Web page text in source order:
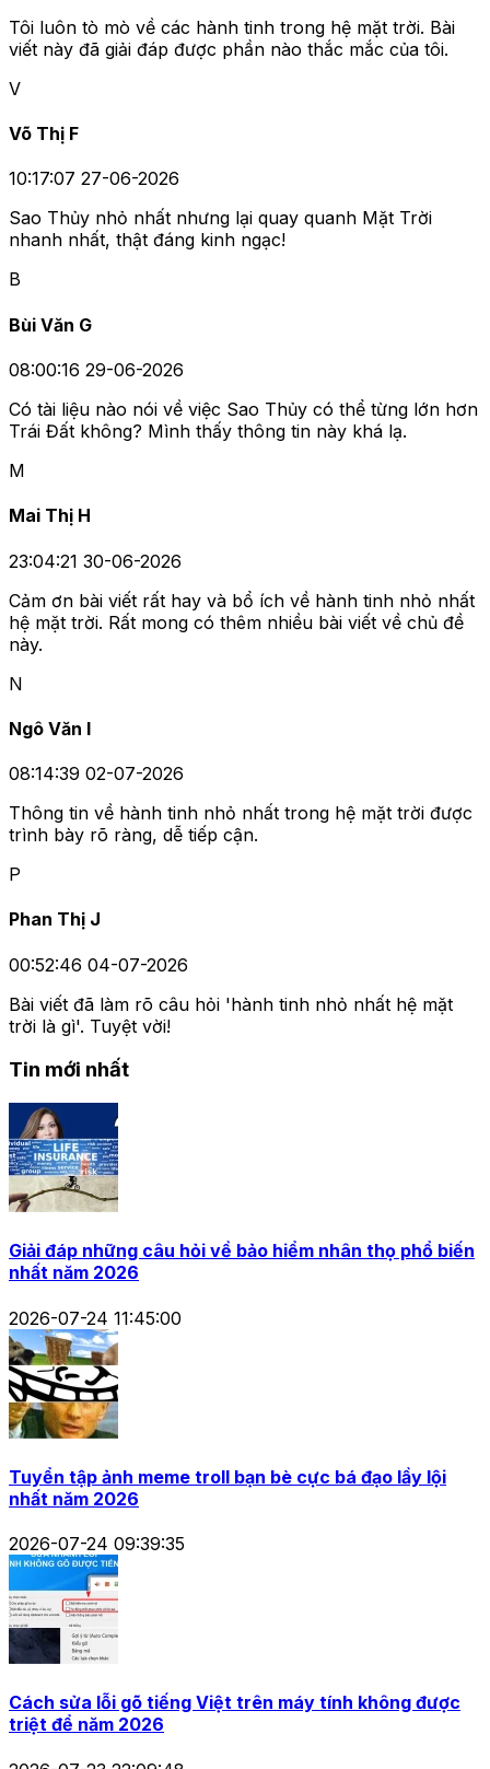
Tôi luôn tò mò về các hành tinh trong hệ mặt trời. Bài
viết này đã giải đáp được phần nào thắc mắc của tôi.
V
Võ Thị F
10:17:07 27-06-2026
Sao Thủy nhỏ nhất nhưng lại quay quanh Mặt Trời
nhanh nhất, thật đáng kinh ngạc!
B
Bùi Văn G
08:00:16 29-06-2026
Có tài liệu nào nói về việc Sao Thủy có thể từng lớn hơn
Trái Đất không? Mình thấy thông tin này khá lạ.
M
Mai Thị H
23:04:21 30-06-2026
Cảm ơn bài viết rất hay và bổ ích về hành tinh nhỏ nhất
hệ mặt trời. Rất mong có thêm nhiều bài viết về chủ đề
này.
N
Ngô Văn I
08:14:39 02-07-2026
Thông tin về hành tinh nhỏ nhất trong hệ mặt trời được
trình bày rõ ràng, dễ tiếp cận.
P
Phan Thị J
00:52:46 04-07-2026
Bài viết đã làm rõ câu hỏi 'hành tinh nhỏ nhất hệ mặt
trời là gì'. Tuyệt vời!
Tin mới nhất
Giải đáp những câu hỏi về bảo hiểm nhân thọ phổ biến
nhất năm 2026
2026-07-24 11:45:00
Tuyển tập ảnh meme troll bạn bè cực bá đạo lầy lội
nhất năm 2026
2026-07-24 09:39:35
Cách sửa lỗi gõ tiếng Việt trên máy tính không được
triệt để năm 2026